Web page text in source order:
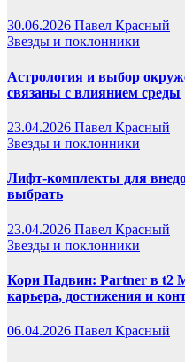
30.06.2026 Павел Красный
Звезды и поклонники
Астрология и выбор
связаны с влиянием среды
23.04.2026 Павел Красный
Звезды и поклонники
Лифт-комплекты для
выбрать
23.04.2026 Павел Красный
Звезды и поклонники
Кори Падвин: Partner в t2
карьера, достижения и
06.04.2026 Павел Красный